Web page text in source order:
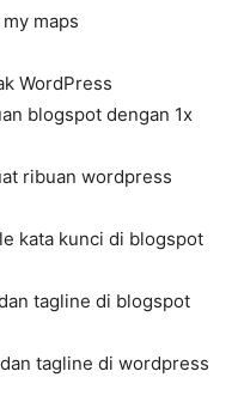
maps
WordPress
blogspot dengan 1x
ribuan wordpress
kata kunci di blogspot
tagline di blogspot
tagline di wordpress